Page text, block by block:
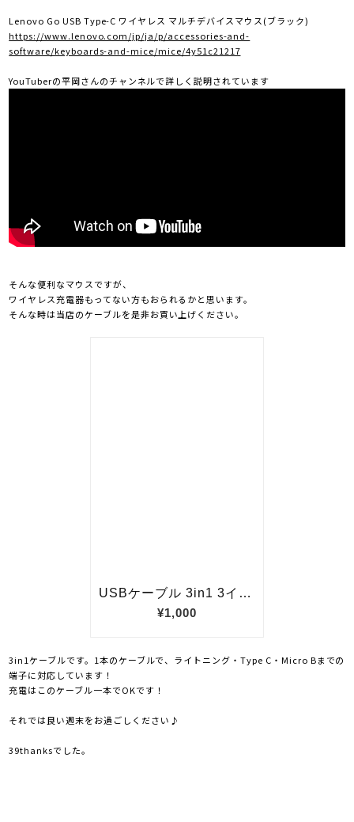
Lenovo Go USB Type-C ワイヤレス マルチデバイスマウス(ブラック)
https://www.lenovo.com/jp/ja/p/accessories-and-
software/keyboards-and-mice/mice/4y51c21217
YouTuberの平岡さんのチャンネルで詳しく説明されています
そんな便利なマウスですが、
ワイヤレス充電器もってない方もおられるかと思います。
そんな時は当店のケーブルを是非お買い上げください。
3in1ケーブルです。1本のケーブルで、ライトニング・Type C・Micro Bまでの
端子に対応しています！
充電はこのケーブル一本でOKです！
それでは良い週末をお過ごしください♪
39thanksでした。